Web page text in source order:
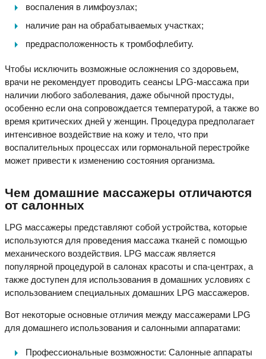
воспаления в лимфоузлах;
наличие ран на обрабатываемых участках;
предрасположенность к тромбофлебиту.
Чтобы исключить возможные осложнения со здоровьем,
врачи не рекомендует проводить сеансы LPG-массажа при
наличии любого заболевания, даже обычной простуды,
особенно если она сопровождается температурой, а также во
время критических дней у женщин. Процедура предполагает
интенсивное воздействие на кожу и тело, что при
воспалительных процессах или гормональной перестройке
может привести к изменению состояния организма.
Чем домашние массажеры отличаются
от салонных
LPG массажеры представляют собой устройства, которые
используются для проведения массажа тканей с помощью
механического воздействия. LPG массаж является
популярной процедурой в салонах красоты и спа-центрах, а
также доступен для использования в домашних условиях с
использованием специальных домашних LPG массажеров.
Вот некоторые основные отличия между массажерами LPG
для домашнего использования и салонными аппаратами:
Профессиональные возможности: Салонные аппараты